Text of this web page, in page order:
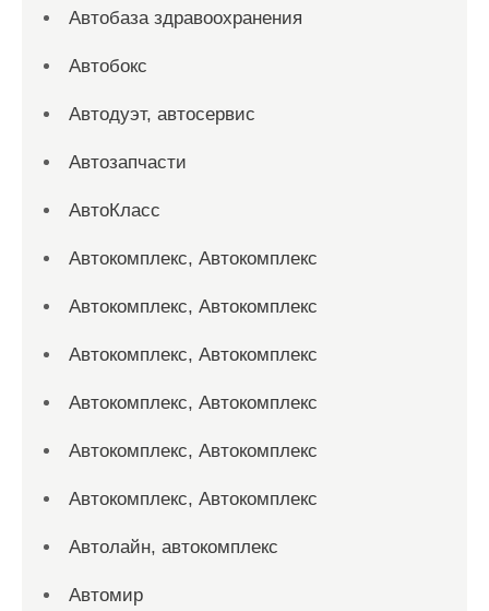
Автобаза здравоохранения
Автобокс
Автодуэт, автосервис
Автозапчасти
АвтоКласс
Автокомплекс, Автокомплекс
Автокомплекс, Автокомплекс
Автокомплекс, Автокомплекс
Автокомплекс, Автокомплекс
Автокомплекс, Автокомплекс
Автокомплекс, Автокомплекс
Автолайн, автокомплекс
Автомир